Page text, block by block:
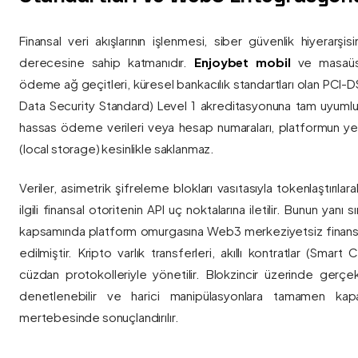
Finansal veri akışlarının işlenmesi, siber güvenlik
derecesine sahip katmanıdır. Enjoybet mobil ve
ödeme ağ geçitleri, küresel bankacılık standartları olan PCI-
Data Security Standard) Level 1 akreditasyonuna tam
hassas ödeme verileri veya hesap numaraları, platformun
(local storage) kesinlikle saklanmaz.
Veriler, asimetrik şifreleme blokları vasıtasıyla
ilgili finansal otoritenin API uç noktalarına iletilir. Bunun yanı
kapsamında platform omurgasına Web3 merkeziyetsiz
edilmiştir. Kripto varlık transferleri, akıllı kontratlar (Smart
cüzdan protokolleriyle yönetilir. Blokzincir üzerinde
denetlenebilir ve harici manipülasyonlara tamamen
mertebesinde sonuçlandırılır.